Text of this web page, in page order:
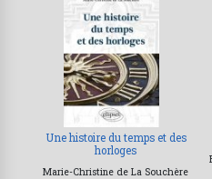
Une histoire du temps et des
horloges
Marie-Christine de La Souchère